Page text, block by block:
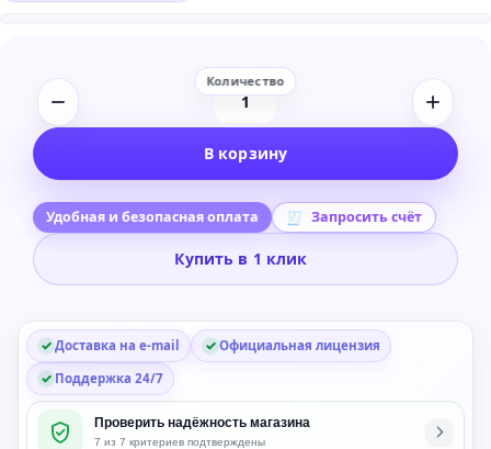
Количество
XLN
Oscillations
Expansion
XO
В корзину
Удобная и безопасная оплата Запросить счёт
Купить в 1 клик
Доставка на e-mail
Официальная лицензия
Поддержка 24/7
Проверить надёжность магазина
7 из 7 критериев подтверждены